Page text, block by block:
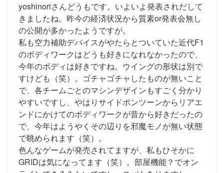
yoshinoriさんどうもです。いよいよ発表されだして
きましたね。昨今の経済状況から質素or発表会無し
の公開が多かったようですが。
私も空力補助デバイスがやたらとついていた近代F1
のボディワークはどうも好きになれなかったので、
今年のボディは好きですね。ウイングの形状は別で
すけども（笑）。ゴチャゴチャしたものが無いこと
で、各チームごとのマシンデザインもすごく分かり
やすいですし、やはりサイドポンツーンからリアエ
ンドにかけてのボディワークが昔から好きだったの
で、今年はようやくその辺りを邪魔モノが無い状態
で眺められます（笑）。
色んなゲームが発売されてますが、私もひそかに
GRIDは気になってます（笑）。部屋機能？でオン